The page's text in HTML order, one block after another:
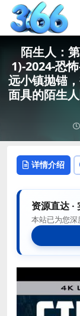
陌生人：
1)-2024-恐
远小镇抛锚
面具的陌生
详情介绍
资源直达 ·
本站已为您